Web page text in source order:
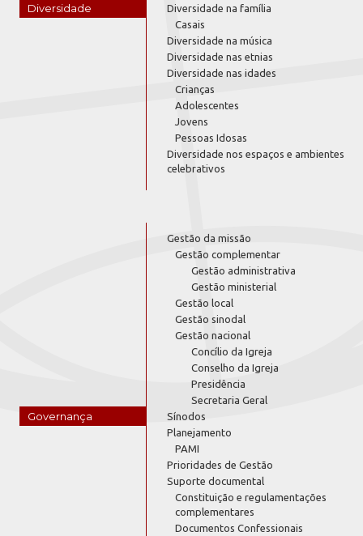
Diversidade
Diversidade na família
Casais
Diversidade na música
Diversidade nas etnias
Diversidade nas idades
Crianças
Adolescentes
Jovens
Pessoas Idosas
Diversidade nos espaços e ambientes
celebrativos
Governança
Gestão da missão
Gestão complementar
Gestão administrativa
Gestão ministerial
Gestão local
Gestão sinodal
Gestão nacional
Concílio da Igreja
Conselho da Igreja
Presidência
Secretaria Geral
Sínodos
Planejamento
PAMI
Prioridades de Gestão
Suporte documental
Constituição e regulamentações
complementares
Documentos Confessionais